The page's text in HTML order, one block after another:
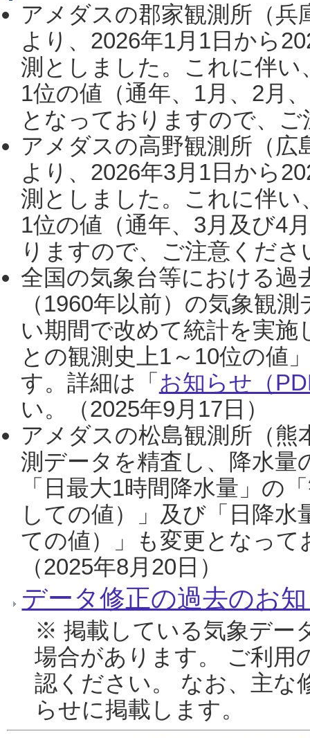
アメダスの郡家観測所（
より、2026年1月1日から
測としました。これに伴い
1位の値（通年、1月、2月
となっておりますので、
アメダスの高野観測所（
より、2026年3月1日から
測としました。これに伴い
1位の値（通年、3月及び4
りますので、ご注意くだ
全国の気象台等における過
（1960年以前）の気象観
い期間で改めて統計を実
との観測史上1～10位の値
す。詳細は「 お知らせ（
い。（2025年9月17日）
アメダスの松島観測所（熊
測データを精査し、降水
「日最大1時間降水量」の
しての値）」及び「日降
ての値）」も変更となっ
（2025年8月20日）
データ修正の過去のお
※ 掲載している気象デー
場合があります。 ご利用
認ください。 なお、主な
らせに掲載します。